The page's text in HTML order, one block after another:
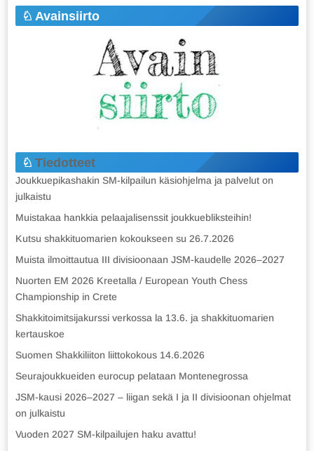
Avainsiirto
Tiedotteet
Joukkuepikashakin SM-kilpailun käsiohjelma ja palvelut on
julkaistu
Muistakaa hankkia pelaajalisenssit joukkuebliksteihin!
Kutsu shakkituomarien kokoukseen su 26.7.2026
Muista ilmoittautua III divisioonaan JSM-kaudelle 2026–2027
Nuorten EM 2026 Kreetalla / European Youth Chess
Championship in Crete
Shakkitoimitsijakurssi verkossa la 13.6. ja shakkituomarien
kertauskoe
Suomen Shakkiliiton liittokokous 14.6.2026
Seurajoukkueiden eurocup pelataan Montenegrossa
JSM-kausi 2026–2027 – liigan sekä I ja II divisioonan ohjelmat
on julkaistu
Vuoden 2027 SM-kilpailujen haku avattu!